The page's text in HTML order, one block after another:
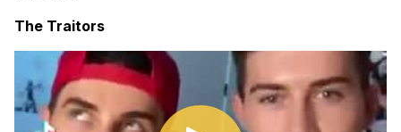
The Traitors